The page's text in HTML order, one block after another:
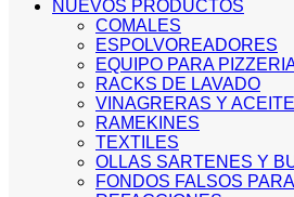
NUEVOS PRODUCTOS
COMALES
ESPOLVOREADORES
EQUIPO PARA
RACKS DE LAVADO
VINAGRERAS Y
RAMEKINES
TEXTILES
OLLAS SARTENES Y
FONDOS FALSOS